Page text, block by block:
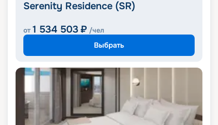
Serenity Residence (SR)
от 1 534 503 ₽ /чел
Выбрать